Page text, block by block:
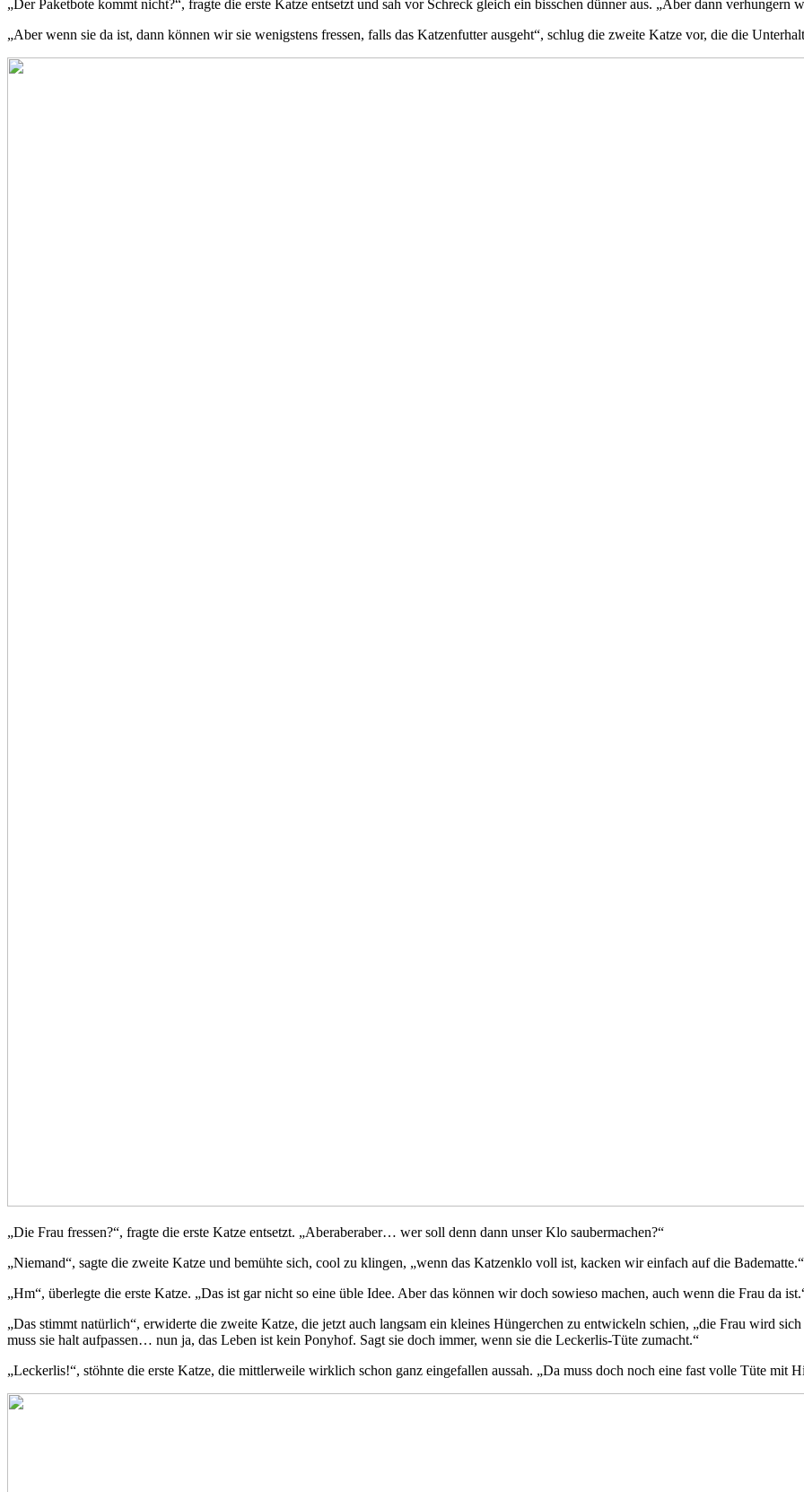
„Der Paketbote kommt nicht?“, fragte die erste Katze entsetzt und sah vor Schreck gleich ein bisschen dünner aus. „Aber dann verhungern
„Aber wenn sie da ist, dann können wir sie wenigstens fressen, falls das Katzenfutter ausgeht“, schlug die zweite Katze vor, die die
„Die Frau fressen?“, fragte die erste Katze entsetzt. „Aberaberaber… wer soll denn dann unser Klo saubermachen?“
„Niemand“, sagte die zweite Katze und bemühte sich, cool zu klingen, „wenn das Katzenklo voll ist, kacken wir einfach auf die Badematte.“
„Hm“, überlegte die erste Katze. „Das ist gar nicht so eine üble Idee. Aber das können wir doch sowieso machen, auch wenn die Frau da
„Das stimmt natürlich“, erwiderte die zweite Katze, die jetzt auch langsam ein kleines Hüngerchen zu entwickeln schien, „die Frau wird
muss sie halt aufpassen… nun ja, das Leben ist kein Ponyhof. Sagt sie doch immer, wenn sie die Leckerlis-Tüte zumacht.“
„Leckerlis!“, stöhnte die erste Katze, die mittlerweile wirklich schon ganz eingefallen aussah. „Da muss doch noch eine fast volle Tüte mit